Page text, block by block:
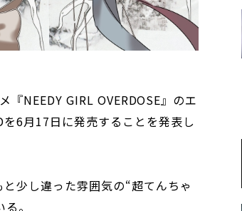
NEEDY GIRL OVERDOSE』のエ
6月17日に発売することを発表し
少し違った雰囲気の“超てんちゃ
。